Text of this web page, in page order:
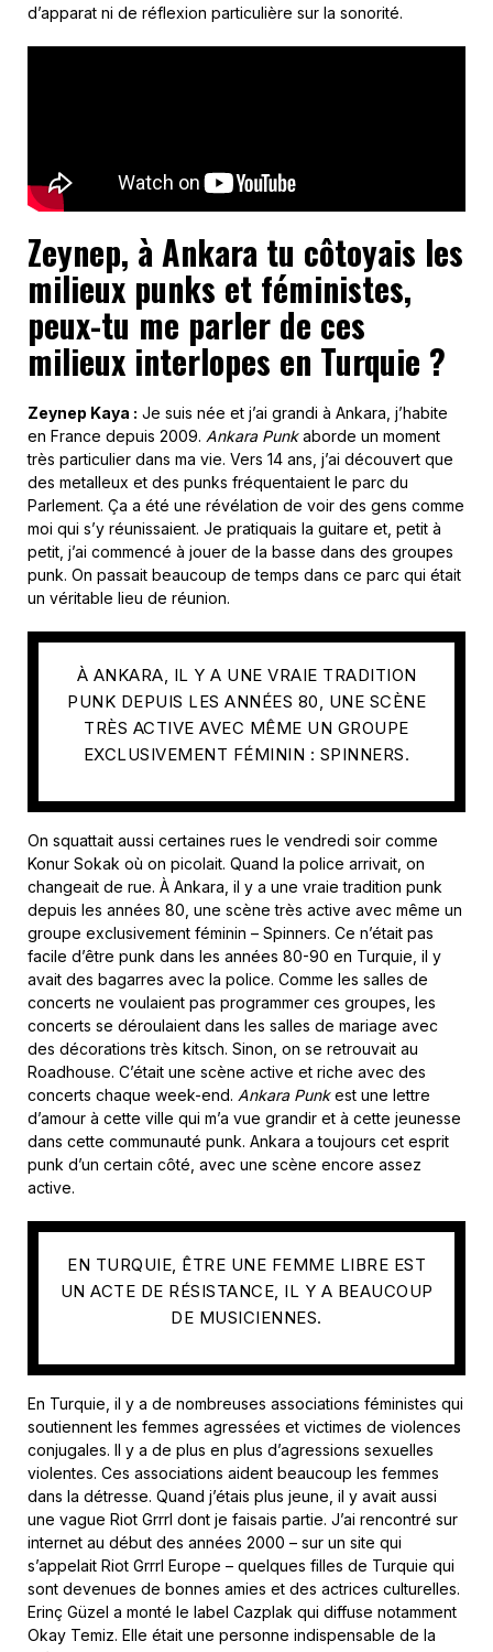
d’apparat ni de réflexion particulière sur la sonorité.
Zeynep, à Ankara tu côtoyais les
milieux punks et féministes,
peux-tu me parler de ces
milieux interlopes en Turquie ?
Zeynep Kaya : Je suis née et j’ai grandi à Ankara, j’habite
en France depuis 2009. Ankara Punkaborde un moment
très particulier dans ma vie. Vers 14 ans, j’ai découvert que
des metalleux et des punks fréquentaient le parc du
Parlement. Ça a été une révélation de voir des gens comme
moi qui s’y réunissaient. Je pratiquais la guitare et, petit à
petit, j’ai commencé à jouer de la basse dans des groupes
punk. On passait beaucoup de temps dans ce parc qui était
un véritable lieu de réunion.
À ANKARA, IL Y A UNE VRAIE TRADITION
PUNK DEPUIS LES ANNÉES 80, UNE SCÈNE
TRÈS ACTIVE AVEC MÊME UN GROUPE
EXCLUSIVEMENT FÉMININ : SPINNERS.
On squattait aussi certaines rues le vendredi soir comme
Konur Sokak où on picolait. Quand la police arrivait, on
changeait de rue. À Ankara, il y a une vraie tradition punk
depuis les années 80, une scène très active avec même un
groupe exclusivement féminin – Spinners. Ce n’était pas
facile d’être punk dans les années 80-90 en Turquie, il y
avait des bagarres avec la police. Comme les salles de
concerts ne voulaient pas programmer ces groupes, les
concerts se déroulaient dans les salles de mariage avec
des décorations très kitsch. Sinon, on se retrouvait au
Roadhouse. C’était une scène active et riche avec des
concerts chaque week-end. Ankara Punkest une lettre
d’amour à cette ville qui m’a vue grandir et à cette jeunesse
dans cette communauté punk. Ankara a toujours cet esprit
punk d’un certain côté, avec une scène encore assez
active.
EN TURQUIE, ÊTRE UNE FEMME LIBRE EST
UN ACTE DE RÉSISTANCE, IL Y A BEAUCOUP
DE MUSICIENNES.
En Turquie, il y a de nombreuses associations féministes qui
soutiennent les femmes agressées et victimes de violences
conjugales. Il y a de plus en plus d’agressions sexuelles
violentes. Ces associations aident beaucoup les femmes
dans la détresse. Quand j’étais plus jeune, il y avait aussi
une vague Riot Grrrl dont je faisais partie. J’ai rencontré sur
internet au début des années 2000 – sur un site qui
s’appelait Riot Grrrl Europe – quelques filles de Turquie qui
sont devenues de bonnes amies et des actrices culturelles.
Erinç Güzel a monté le label Cazplak qui diffuse notamment
Okay Temiz. Elle était une personne indispensable de la